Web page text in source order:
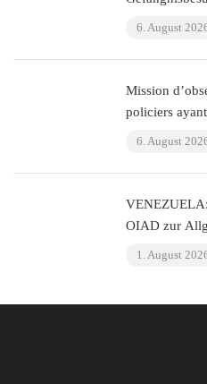
Besuch bei
6. August
Mission
policiers
(Istanbul,
6. August
OIAD zur
Überprüfung
1. August